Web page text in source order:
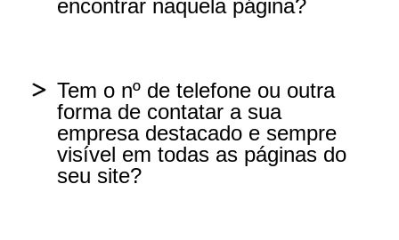
encontrar naquela página?
Na maioria das páginas, sim, mas
não em todas
Tem o nº de telefone ou outra
forma de contatar a sua
empresa destacado e sempre
visível em todas as páginas do
seu site?